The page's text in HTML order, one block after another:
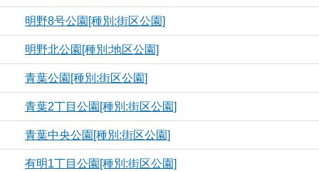
明野8号公園[種別:街区公園]
明野北公園[種別:地区公園]
青葉公園[種別:街区公園]
青葉2丁目公園[種別:街区公園]
青葉中央公園[種別:街区公園]
有明1丁目公園[種別:街区公園]